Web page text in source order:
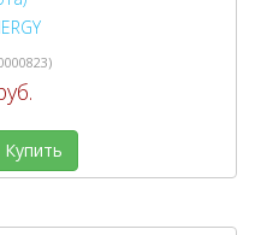
)
Купить